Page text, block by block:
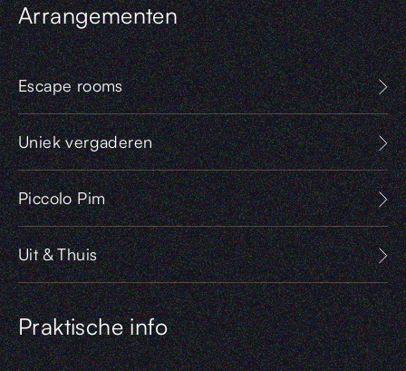
Arrangementen
Escape rooms
Uniek vergaderen
Piccolo Pim
Uit & Thuis
Praktische info